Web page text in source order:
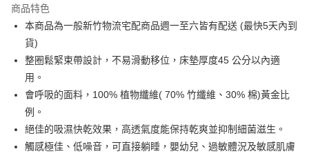
臺灣中小企業銀行
匯豐（台灣）商業銀行
華泰商業銀行
聯邦商業銀行
元大商業銀行
永豐商業銀行
玉山商業銀行
台灣樂天信用卡公司
上海商業儲蓄銀行
國泰世華商業銀行
兆豐國際商業銀行
匯豐（台灣）商業銀行
聯邦商業銀行
遠東國際商業銀行
元大商業銀行
玉山商業銀行
星展（台灣）商業銀行
台新國際商業銀行
Apple Pay
街口支付
悠遊付
Google Pay
大哥付你分期
相關說明
【大哥付你分期使用說明】
1.本服務由台灣大哥大提供，台灣大哥大用戶可立即使用無須另外申請。
AFTEE先享後付
商品特色
本商品為一般新竹物流宅配商品週一至六皆有配送 (最快5天內到
貨)
整圈鬆緊束帶設計，不易滑動移位，床墊厚度45 公分以內適
用。
會呼吸的面料，100% 植物纖維( 70% 竹纖維、30% 棉)黃金比
例。
絕佳的吸濕快乾效果，高透氣度能保持乾爽並抑制細菌滋生。
觸感極佳、低噪音，可直接躺睡，嬰幼兒、過敏體況及敏感肌膚